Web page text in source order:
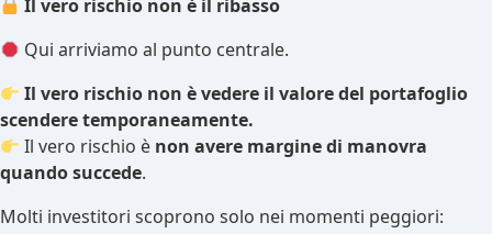
Il vero rischio non è il ribasso
Qui arriviamo al punto centrale.
Il vero rischio non è vedere il valore del portafoglio
scendere temporaneamente.
Il vero rischio è non avere margine di manovra
quando succede.
Molti investitori scoprono solo nei momenti peggiori: